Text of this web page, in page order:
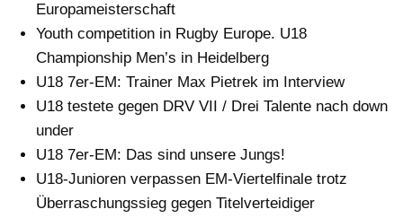
Europameisterschaft
Youth competition in Rugby Europe. U18
Championship Men’s in Heidelberg
U18 7er-EM: Trainer Max Pietrek im Interview
U18 testete gegen DRV VII / Drei Talente nach down
under
U18 7er-EM: Das sind unsere Jungs!
U18-Junioren verpassen EM-Viertelfinale trotz
Überraschungssieg gegen Titelverteidiger